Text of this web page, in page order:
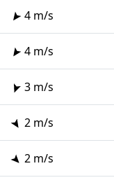
4 m/s
4 m/s
3 m/s
2 m/s
2 m/s